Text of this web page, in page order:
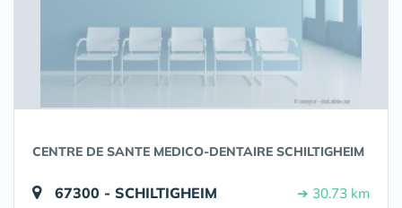
CENTRE DE SANTE MEDICO-DENTAIRE SCHILTIGHEIM
67300 - SCHILTIGHEIM ➔ 30.73 km